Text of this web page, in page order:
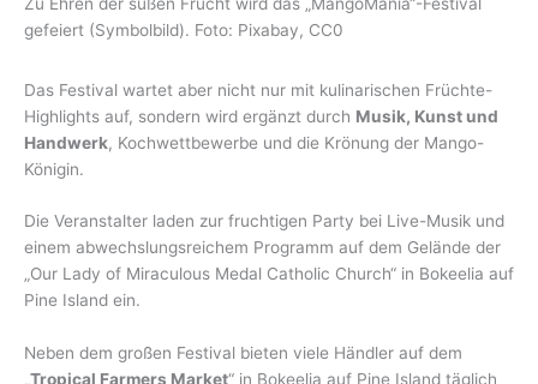
Zu Ehren der süßen Frucht wird das „MangoMania“-Festival
gefeiert (Symbolbild). Foto: Pixabay, CC0
Das Festival wartet aber nicht nur mit kulinarischen Früchte-
Highlights auf, sondern wird ergänzt durch Musik, Kunst und
Handwerk, Kochwettbewerbe und die Krönung der Mango-
Königin.
Die Veranstalter laden zur fruchtigen Party bei Live-Musik und
einem abwechslungsreichem Programm auf dem Gelände der
„Our Lady of Miraculous Medal Catholic Church“ in Bokeelia auf
Pine Island ein.
Neben dem großen Festival bieten viele Händler auf dem
„Tropical Farmers Market“ in Bokeelia auf Pine Island täglich